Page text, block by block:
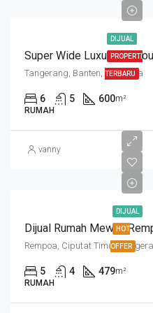
DIJUAL
PROPERTI
TERBARU
Super Wide Luxurious
Tangerang, Banten, Indonesia
6 5 600m²
RUMAH
vanny
DIJUAL
HOT
OFFER
Dijual Rumah Mewah
Rempoa, Ciputat Timur,
5 4 479m²
RUMAH